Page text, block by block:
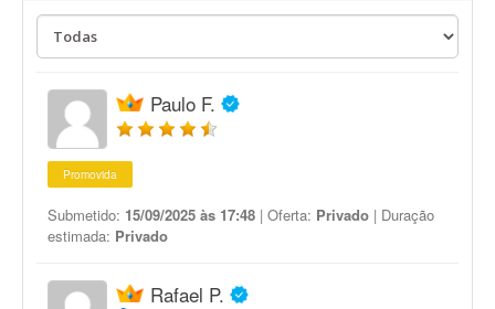
Paulo F.
Promovida
Submetido: 15/09/2025 às 17:48 | Oferta: Privado | Duração
estimada: Privado
Rafael P.